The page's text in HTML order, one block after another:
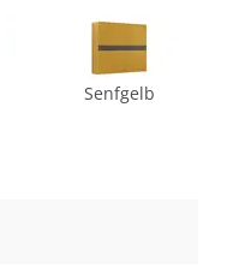
Senfgelb